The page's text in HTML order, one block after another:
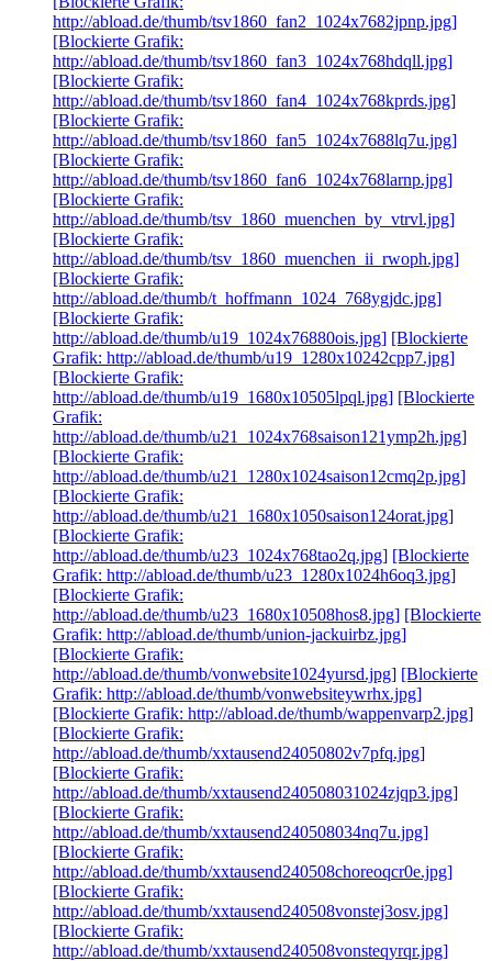
http://abload.de/thumb/tsv1860_fan2_1024x7682jpnp.jpg]
[Blockierte Grafik:
http://abload.de/thumb/tsv1860_fan3_1024x768hdqll.jpg]
[Blockierte Grafik:
http://abload.de/thumb/tsv1860_fan4_1024x768kprds.jpg]
[Blockierte Grafik:
http://abload.de/thumb/tsv1860_fan5_1024x7688lq7u.jpg]
[Blockierte Grafik:
http://abload.de/thumb/tsv1860_fan6_1024x768larnp.jpg]
[Blockierte Grafik:
http://abload.de/thumb/tsv_1860_muenchen_by_vtrvl.jpg]
[Blockierte Grafik:
http://abload.de/thumb/tsv_1860_muenchen_ii_rwoph.jpg]
[Blockierte Grafik:
http://abload.de/thumb/t_hoffmann_1024_768ygjdc.jpg]
[Blockierte Grafik:
http://abload.de/thumb/u19_1024x76880ois.jpg] [Blockierte
Grafik: http://abload.de/thumb/u19_1280x10242cpp7.jpg]
[Blockierte Grafik:
http://abload.de/thumb/u19_1680x10505lpql.jpg] [Blockierte
Grafik:
http://abload.de/thumb/u21_1024x768saison121ymp2h.jpg]
[Blockierte Grafik:
http://abload.de/thumb/u21_1280x1024saison12cmq2p.jpg]
[Blockierte Grafik:
http://abload.de/thumb/u21_1680x1050saison124orat.jpg]
[Blockierte Grafik:
http://abload.de/thumb/u23_1024x768tao2q.jpg] [Blockierte
Grafik: http://abload.de/thumb/u23_1280x1024h6oq3.jpg]
[Blockierte Grafik:
http://abload.de/thumb/u23_1680x10508hos8.jpg] [Blockierte
Grafik: http://abload.de/thumb/union-jackuirbz.jpg]
[Blockierte Grafik:
http://abload.de/thumb/vonwebsite1024yursd.jpg] [Blockierte
Grafik: http://abload.de/thumb/vonwebsiteywrhx.jpg]
[Blockierte Grafik: http://abload.de/thumb/wappenvarp2.jpg]
[Blockierte Grafik:
http://abload.de/thumb/xxtausend24050802v7pfq.jpg]
[Blockierte Grafik:
http://abload.de/thumb/xxtausend240508031024zjqp3.jpg]
[Blockierte Grafik:
http://abload.de/thumb/xxtausend240508034nq7u.jpg]
[Blockierte Grafik:
http://abload.de/thumb/xxtausend240508choreoqcr0e.jpg]
[Blockierte Grafik:
http://abload.de/thumb/xxtausend240508vonstej3osv.jpg]
[Blockierte Grafik:
http://abload.de/thumb/xxtausend240508vonsteqyrqr.jpg]